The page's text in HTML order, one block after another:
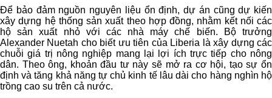
Để bảo đảm nguồn nguyên liệu ổn định, dự án cũng dự kiến
xây dựng hệ thống sản xuất theo hợp đồng, nhằm kết nối các
hộ sản xuất nhỏ với các nhà máy chế biến. Bộ trưởng
Alexander Nuetah cho biết ưu tiên của Liberia là xây dựng các
chuỗi giá trị nông nghiệp mang lại lợi ích trực tiếp cho nông
dân. Theo ông, khoản đầu tư này sẽ mở ra cơ hội, tạo sự ổn
định và tăng khả năng tự chủ kinh tế lâu dài cho hàng nghìn hộ
trồng cao su trên cả nước.